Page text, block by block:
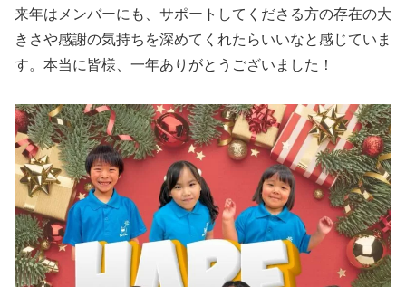
来年はメンバーにも、サポートしてくださる方の存在の大
きさや感謝の気持ちを深めてくれたらいいなと感じていま
す。本当に皆様、一年ありがとうございました！